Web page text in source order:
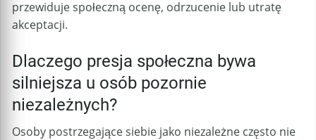
przewiduje społeczną ocenę, odrzucenie lub utratę
akceptacji.
Dlaczego presja społeczna bywa
silniejsza u osób pozornie
niezależnych?
Osoby postrzegające siebie jako niezależne często nie